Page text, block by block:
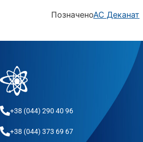
ПозначеноАС Деканат
+38 (044) 290 40 96
+38 (044) 373 69 67